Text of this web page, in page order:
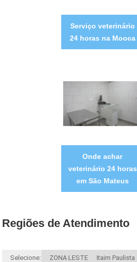
Serviço veterinário
24 horas na Mooca
Onde achar
veterinário 24 horas
em São Mateus
Regiões de Atendimento
Selecione: ZONA LESTE Itaim Paulista